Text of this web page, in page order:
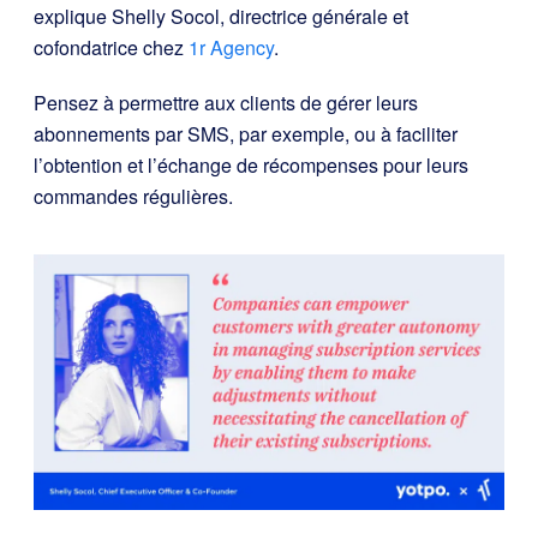
explique Shelly Socol, directrice générale et
cofondatrice chez 1r Agency.
Pensez à permettre aux clients de gérer leurs
abonnements par SMS, par exemple, ou à faciliter
l’obtention et l’échange de récompenses pour leurs
commandes régulières.